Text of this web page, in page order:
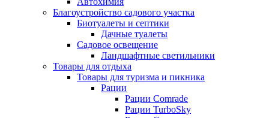
Благоустройство садового участка
Биотуалеты и септики
Дачные туалеты
Садовое освещение
Ландшафтные светильники
Товары для отдыха
Товары для туризма и пикника
Рации
Рации Comrade
Рации TurboSky